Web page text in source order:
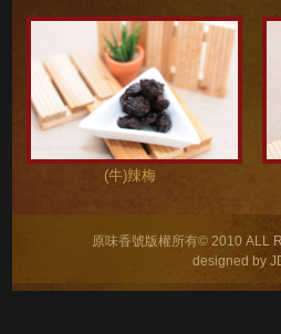
(牛)辣梅
原味香號版權所有© 2010 ALL
designed by